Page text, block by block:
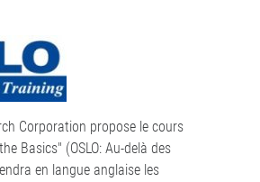
Corporation propose le cours
Basics" (OSLO: Au-delà des
en langue anglaise les